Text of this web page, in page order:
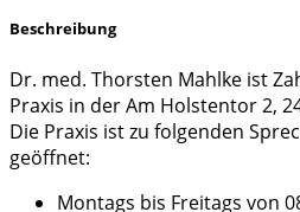
Beschreibung
Dr. med. Thorsten Mahlke ist
Praxis in der Am Holstentor 2,
Die Praxis ist zu folgenden
geöffnet:
Montags bis Freitags von